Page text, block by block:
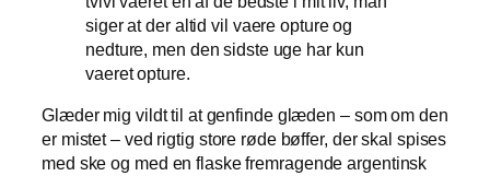
siger at der altid vil vaere opture og
nedture, men den sidste uge har kun
vaeret opture.
Glæder mig vildt til at genfinde glæden – som om den
er mistet – ved rigtig store røde bøffer, der skal spises
med ske og med en flaske fremragende argentinsk